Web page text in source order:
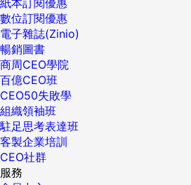
數位訂閱優惠
電子雜誌(Zinio)
暢銷圖書
商周CEO學院
百億CEO班
CEO50失敗學
組織領袖班
駐足思考表達班
客製企業培訓
CEO社群
服務